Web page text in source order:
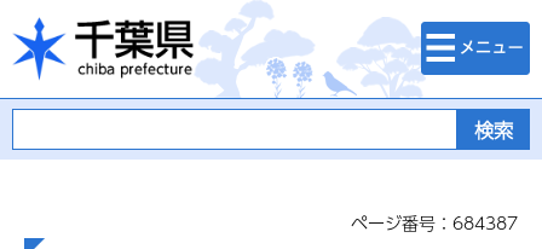
千葉県
検索・メニュ
ー
ページ番号：684387